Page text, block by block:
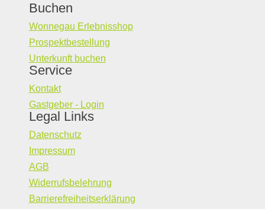
Buchen
Wonnegau Erlebnisshop
Prospektbestellung
Unterkunft buchen
Service
Kontakt
Gastgeber - Login
Legal Links
Datenschutz
Impressum
AGB
Widerrufsbelehrung
Barrierefreiheitserklärung